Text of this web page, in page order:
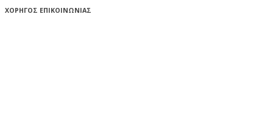
ΧΟΡΗΓΟΣ ΕΠΙΚΟΙΝΩΝΙΑΣ